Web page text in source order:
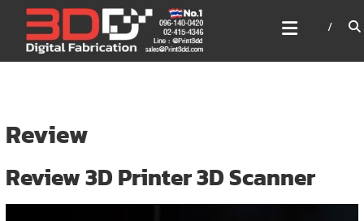
content
3DD DIGITAL FABRICATION
เครื่องพิมพ์3มิติ สแกนเนอร์
เลเซอร์
Review
Review 3D Printer 3D Scanner